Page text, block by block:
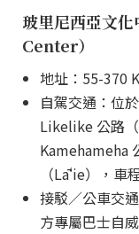
玻里尼西亞文
Center）
地址：55-370
自駕交通：位
Likelike 公路
Kamehameha
（Lāʻie），車
接駁／公車交
方專屬巴士自